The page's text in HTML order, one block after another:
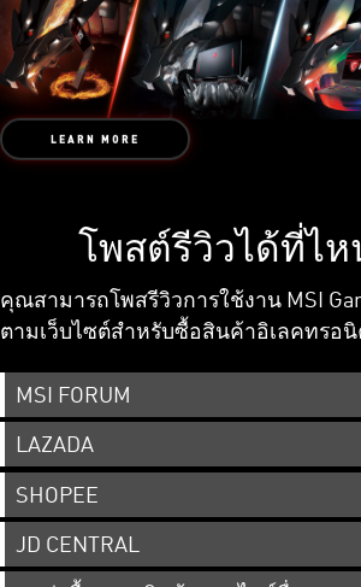
LEARN MORE
โพสต์รีวิวได้ที่ไห
คุณสามารถโพสรีวิวการใช้งาน MSI
ตามเว็บไซต์สำหรับซื้อสินค้าอิเลคทรอ
MSI FORUM
LAZADA
SHOPEE
JD CENTRAL